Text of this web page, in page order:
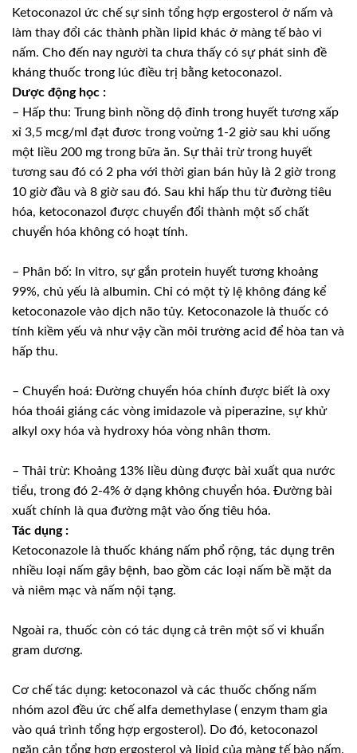
Ketoconazol ức chế sự sinh tổng hợp ergosterol ở nấm và
làm thay đổi các thành phần lipid khác ở màng tế bào vi
nấm. Cho đến nay người ta chưa thấy có sự phát sinh đề
kháng thuốc trong lúc điều trị bằng ketoconazol.
Dược động học :
– Hấp thu: Trung bình nồng dộ đỉnh trong huyết tương xấp
xỉ 3,5 mcg/ml đạt đươc trong voửng 1-2 giờ sau khi uống
một liều 200 mg trong bữa ăn. Sự thải trừ trong huyết
tương sau đó có 2 pha với thời gian bán hủy là 2 giờ trong
10 giờ đầu và 8 giờ sau đó. Sau khi hấp thu từ đường tiêu
hóa, ketoconazol được chuyển đổi thành một số chất
chuyển hóa không có hoạt tính.
– Phân bố: In vitro, sự gắn protein huyết tương khoảng
99%, chủ yếu là albumin. Chỉ có một tỷ lệ không đáng kể
ketoconazole vào dịch não tủy. Ketoconazole là thuốc có
tính kiềm yếu và như vậy cần môi trường acid để hòa tan và
hấp thu.
– Chuyển hoá: Ðường chuyển hóa chính được biết là oxy
hóa thoái giáng các vòng imidazole và piperazine, sự khử
alkyl oxy hóa và hydroxy hóa vòng nhân thơm.
– Thải trừ: Khoảng 13% liều dùng được bài xuất qua nước
tiểu, trong đó 2-4% ở dạng không chuyển hóa. Ðường bài
xuất chính là qua đường mật vào ống tiêu hóa.
Tác dụng :
Ketoconazole là thuốc kháng nấm phổ rộng, tác dụng trên
nhiều loại nấm gây bệnh, bao gồm các loại nấm bề mặt da
và niêm mạc và nấm nội tạng.
Ngoài ra, thuốc còn có tác dụng cả trên một số vi khuẩn
gram dương.
Cơ chế tác dụng: ketoconazol và các thuốc chống nấm
nhóm azol đều ức chế alfa demethylase ( enzym tham gia
vào quá trình tổng hợp ergosterol). Do đó, ketoconazol
ngăn cản tổng hợp ergosterol và lipid của màng tế bào nấm.